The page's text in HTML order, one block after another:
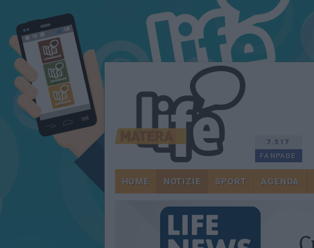
7.517
FANPAGE
HOME NOTIZIE SPORT AGENDA